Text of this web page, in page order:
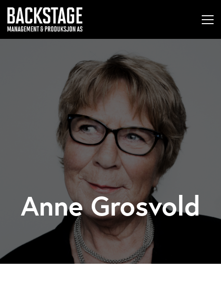
Anne Grosvold